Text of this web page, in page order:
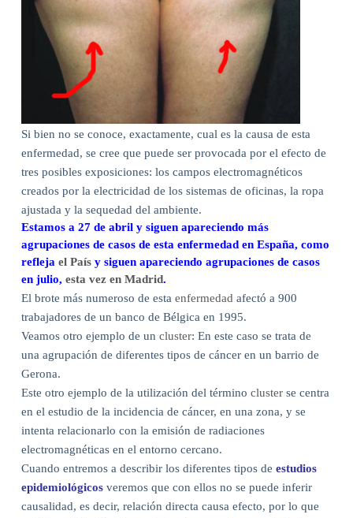
Si bien no se conoce, exactamente, cual es la causa de esta
enfermedad, se cree que puede ser provocada por el efecto de
tres posibles exposiciones: los campos electromagnéticos
creados por la electricidad de los sistemas de oficinas, la ropa
ajustada y la sequedad del ambiente.
Estamos a 27 de abril y siguen apareciendo más
agrupaciones de casos de esta enfermedad en España, como
refleja el Paísy siguen apareciendo agrupaciones de casos
en julio, esta vez en Madrid.
El brote más numeroso de esta enfermedad afectó a 900
trabajadores de un banco de Bélgica en 1995.
Veamos otro ejemplo de un cluster: En este caso se trata de
una agrupación de diferentes tipos de cáncer en un barrio de
Gerona.
Este otro ejemplo de la utilización del término clusterse centra
en el estudio de la incidencia de cáncer, en una zona, y se
intenta relacionarlo con la emisión de radiaciones
electromagnéticas en el entorno cercano.
Cuando entremos a describir los diferentes tipos de estudios
epidemiológicosveremos que con ellos no se puede inferir
causalidad, es decir, relación directa causa efecto, por lo que